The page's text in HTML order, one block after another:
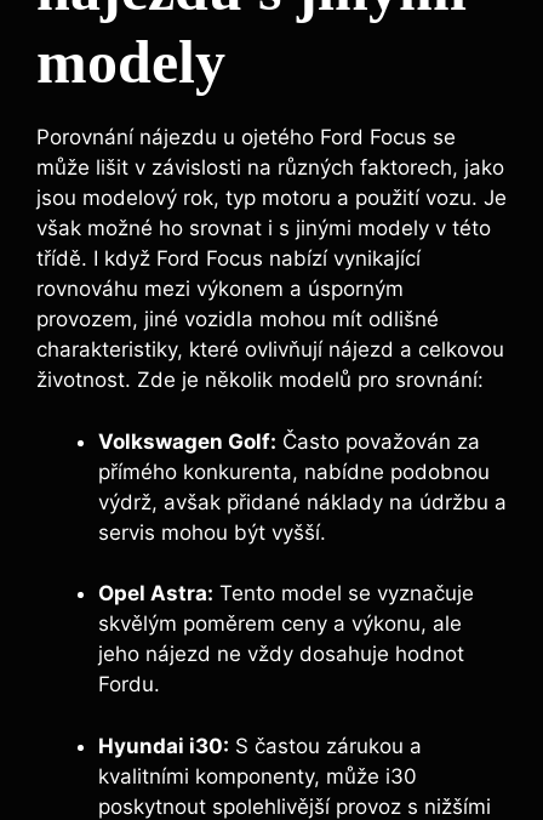
modely
Porovnání nájezdu u ojetého Ford Focus se
může lišit v závislosti na různých faktorech, jako
jsou modelový rok, typ motoru a použití vozu. Je
však možné ho srovnat i s jinými modely v této
třídě. I když Ford Focus nabízí vynikající
rovnováhu mezi výkonem a úsporným
provozem, jiné vozidla mohou mít odlišné
charakteristiky, které ovlivňují nájezd a celkovou
životnost. Zde je několik modelů pro srovnání:
Volkswagen Golf: Často považován za
přímého konkurenta, nabídne podobnou
výdrž, avšak přidané náklady na údržbu a
servis mohou být vyšší.
Opel Astra: Tento model se vyznačuje
skvělým poměrem ceny a výkonu, ale
jeho nájezd ne vždy dosahuje hodnot
Fordu.
Hyundai i30: S častou zárukou a
kvalitními komponenty, může i30
poskytnout spolehlivější provoz s nižšími